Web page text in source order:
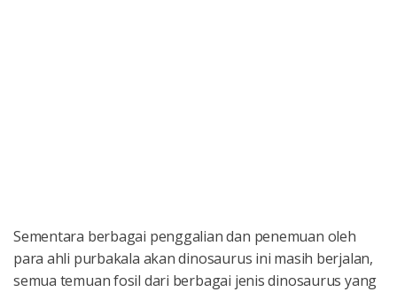
Sementara berbagai penggalian dan penemuan oleh
para ahli purbakala akan dinosaurus ini masih berjalan,
semua temuan fosil dari berbagai jenis dinosaurus yang